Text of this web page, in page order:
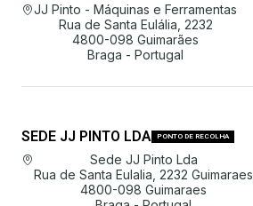
JJ Pinto - Máquinas e Ferramentas
Rua de Santa Eulália, 2232
4800-098 Guimarães
Braga - Portugal
SEDE JJ PINTO LDA PONTO DE RECOLHA
Sede JJ Pinto Lda
Rua de Santa Eulalia, 2232 Guimaraes
4800-098 Guimaraes